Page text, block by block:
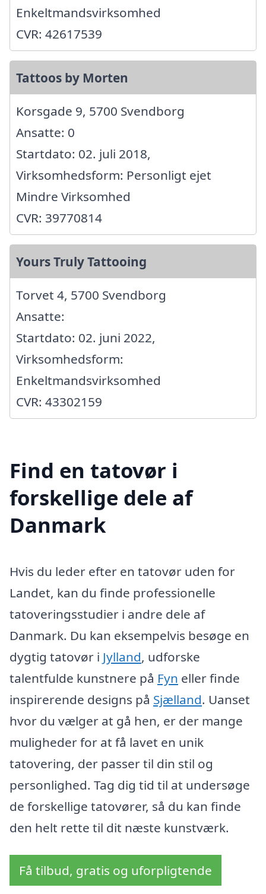
Enkeltmandsvirksomhed
CVR: 42617539
Tattoos by Morten
Korsgade 9, 5700 Svendborg
Ansatte: 0
Startdato: 02. juli 2018,
Virksomhedsform: Personligt ejet
Mindre Virksomhed
CVR: 39770814
Yours Truly Tattooing
Torvet 4, 5700 Svendborg
Ansatte:
Startdato: 02. juni 2022,
Virksomhedsform:
Enkeltmandsvirksomhed
CVR: 43302159
Find en tatovør i
forskellige dele af
Danmark
Hvis du leder efter en tatovør uden for
Landet, kan du finde professionelle
tatoveringsstudier i andre dele af
Danmark. Du kan eksempelvis besøge en
dygtig tatovør i Jylland, udforske
talentfulde kunstnere på Fyn eller finde
inspirerende designs på Sjælland. Uanset
hvor du vælger at gå hen, er der mange
muligheder for at få lavet en unik
tatovering, der passer til din stil og
personlighed. Tag dig tid til at undersøge
de forskellige tatovører, så du kan finde
den helt rette til dit næste kunstværk.
Få tilbud, gratis og uforpligtende